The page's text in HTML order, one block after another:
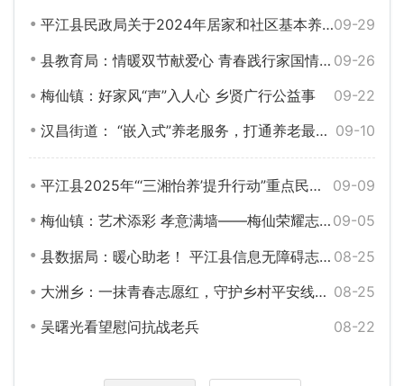
09-29
平江县民政局关于2024年居家和社区基本养老服务提升行动项目开展情况的公示
09-26
县教育局：情暖双节献爱心 青春践行家国情——桂花学校开展敬老志愿活动
09-22
梅仙镇：好家风“声”入人心 乡贤广行公益事
09-10
汉昌街道： “嵌入式”养老服务，打通养老最后一米
09-09
平江县2025年“‘三湘怡养’提升行动”重点民生实事老年助餐点评估汇总表
09-05
梅仙镇：艺术添彩 孝意满墙——梅仙荣耀志愿者绘就敬老院文化新景
08-25
县数据局：暖心助老！ 平江县信息无障碍志愿服务，让老人办事更省心
08-25
大洲乡：一抹青春志愿红，守护乡村平安线——组织开展学生志愿服务活动
08-22
吴曙光看望慰问抗战老兵